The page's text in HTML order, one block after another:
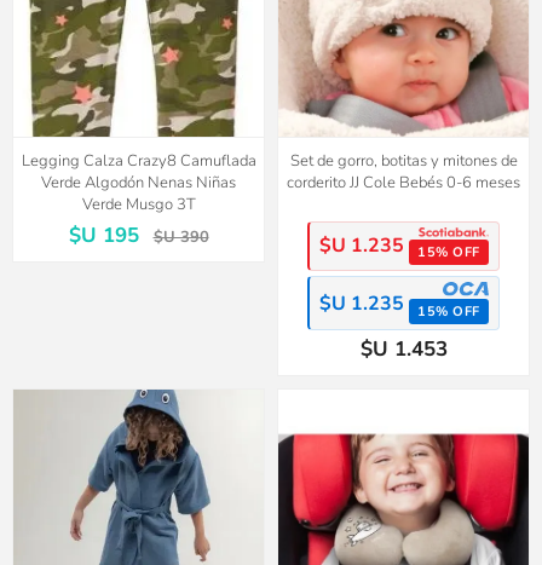
Legging Calza Crazy8 Camuflada
Verde Algodón Nenas Niñas
Verde Musgo 3T
$U 195 $U 390
Set de gorro, botitas y mitones de
corderito JJ Cole Bebés 0-6 meses
$U 1.235 15% OFF
$U 1.235 15% OFF
$U 1.453